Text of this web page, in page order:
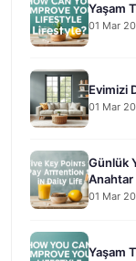
Yaşam
01 Mar
Evimizi
01 Mar
Günlük
Anahtar
01 Mar
Yaşam